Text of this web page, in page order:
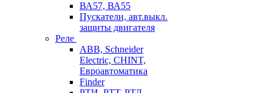
ВА57, ВА55
Пускатели, авт.выкл.
защиты двигателя
Реле
ABB, Schneider
Electric, CHINT,
Евроавтоматика
Finder